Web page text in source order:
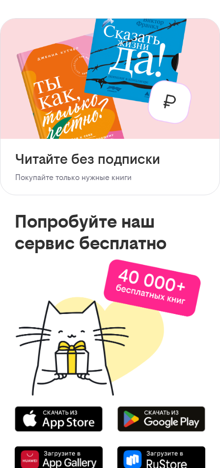
Читайте без подписки
Покупайте только нужные книги
Попробуйте наш
сервис бесплатно